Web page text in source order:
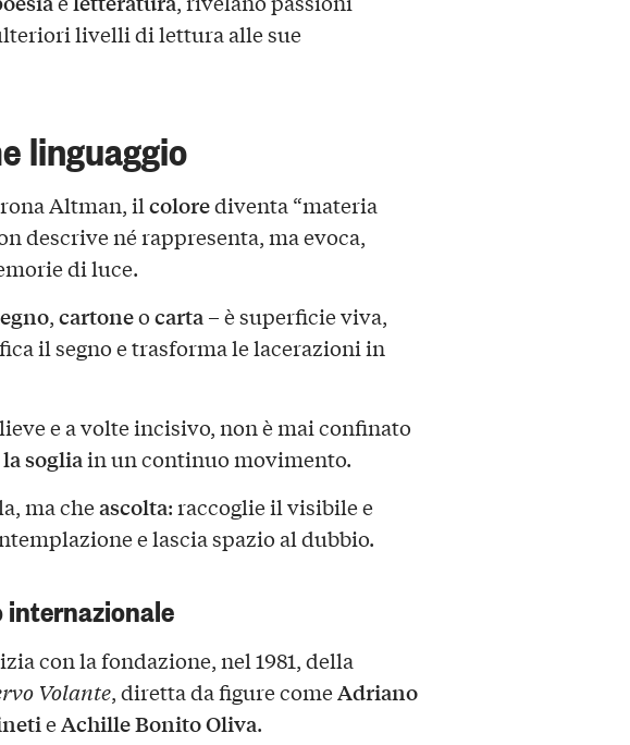
livelli di lettura alle sue
linguaggio
Altman, ilcolorediventa “materia
descrive né rappresenta, ma evoca,
di luce.
,cartoneocarta– è superficie viva,
il segno e trasforma le lacerazioni in
e a volte incisivo, non è mai confinato
sogliain un continuo movimento.
ma cheascolta: raccoglie il visibile e
e lascia spazio al dubbio.
con la fondazione, nel 1981, della
Volante, diretta da figure comeAdriano
eAchille Bonito Oliva.